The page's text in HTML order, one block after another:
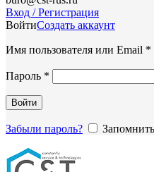
Вход / Регистрация
ВойтиСоздать аккаунт
Имя пользователя или Email *
Пароль *
Войти
Забыли пароль?